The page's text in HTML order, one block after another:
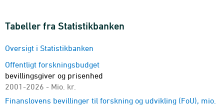
Tabeller fra Statistikbanken
Oversigt i Statistikbanken
Offentligt forskningsbudget
bevillingsgiver og prisenhed
2001-2026 - Mio. kr.
Finanslovens bevillinger til forskning og udvikling (FoU), mio.